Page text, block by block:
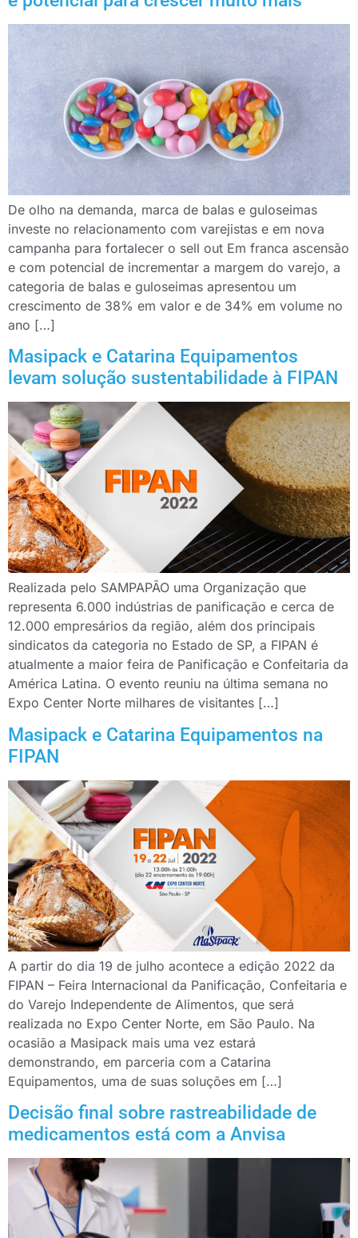
De olho na demanda, marca de balas e guloseimas
investe no relacionamento com varejistas e em nova
campanha para fortalecer o sell out Em franca ascensão
e com potencial de incrementar a margem do varejo, a
categoria de balas e guloseimas apresentou um
crescimento de 38% em valor e de 34% em volume no
ano […]
Masipack e Catarina Equipamentos
levam solução sustentabilidade à FIPAN
Realizada pelo SAMPAPÃO uma Organização que
representa 6.000 indústrias de panificação e cerca de
12.000 empresários da região, além dos principais
sindicatos da categoria no Estado de SP, a FIPAN é
atualmente a maior feira de Panificação e Confeitaria da
América Latina. O evento reuniu na última semana no
Expo Center Norte milhares de visitantes […]
Masipack e Catarina Equipamentos na
FIPAN
A partir do dia 19 de julho acontece a edição 2022 da
FIPAN – Feira Internacional da Panificação, Confeitaria e
do Varejo Independente de Alimentos, que será
realizada no Expo Center Norte, em São Paulo. Na
ocasião a Masipack mais uma vez estará
demonstrando, em parceria com a Catarina
Equipamentos, uma de suas soluções em […]
Decisão final sobre rastreabilidade de
medicamentos está com a Anvisa